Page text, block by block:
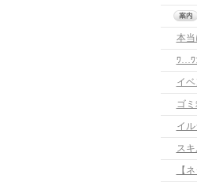
本当
ﾜ…ﾜ
イ
ゴ
イ
ス
【